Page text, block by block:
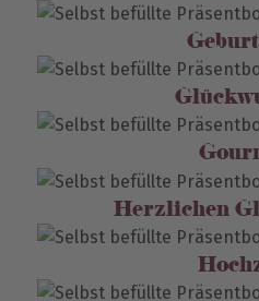
Herzlichen